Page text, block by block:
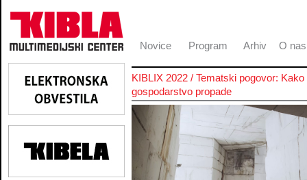
Novice Program Arhiv O nas
KIBLIX 2022 / Tematski pogovor:
gospodarstvo propade